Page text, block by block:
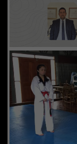
Reproductor
de
Video